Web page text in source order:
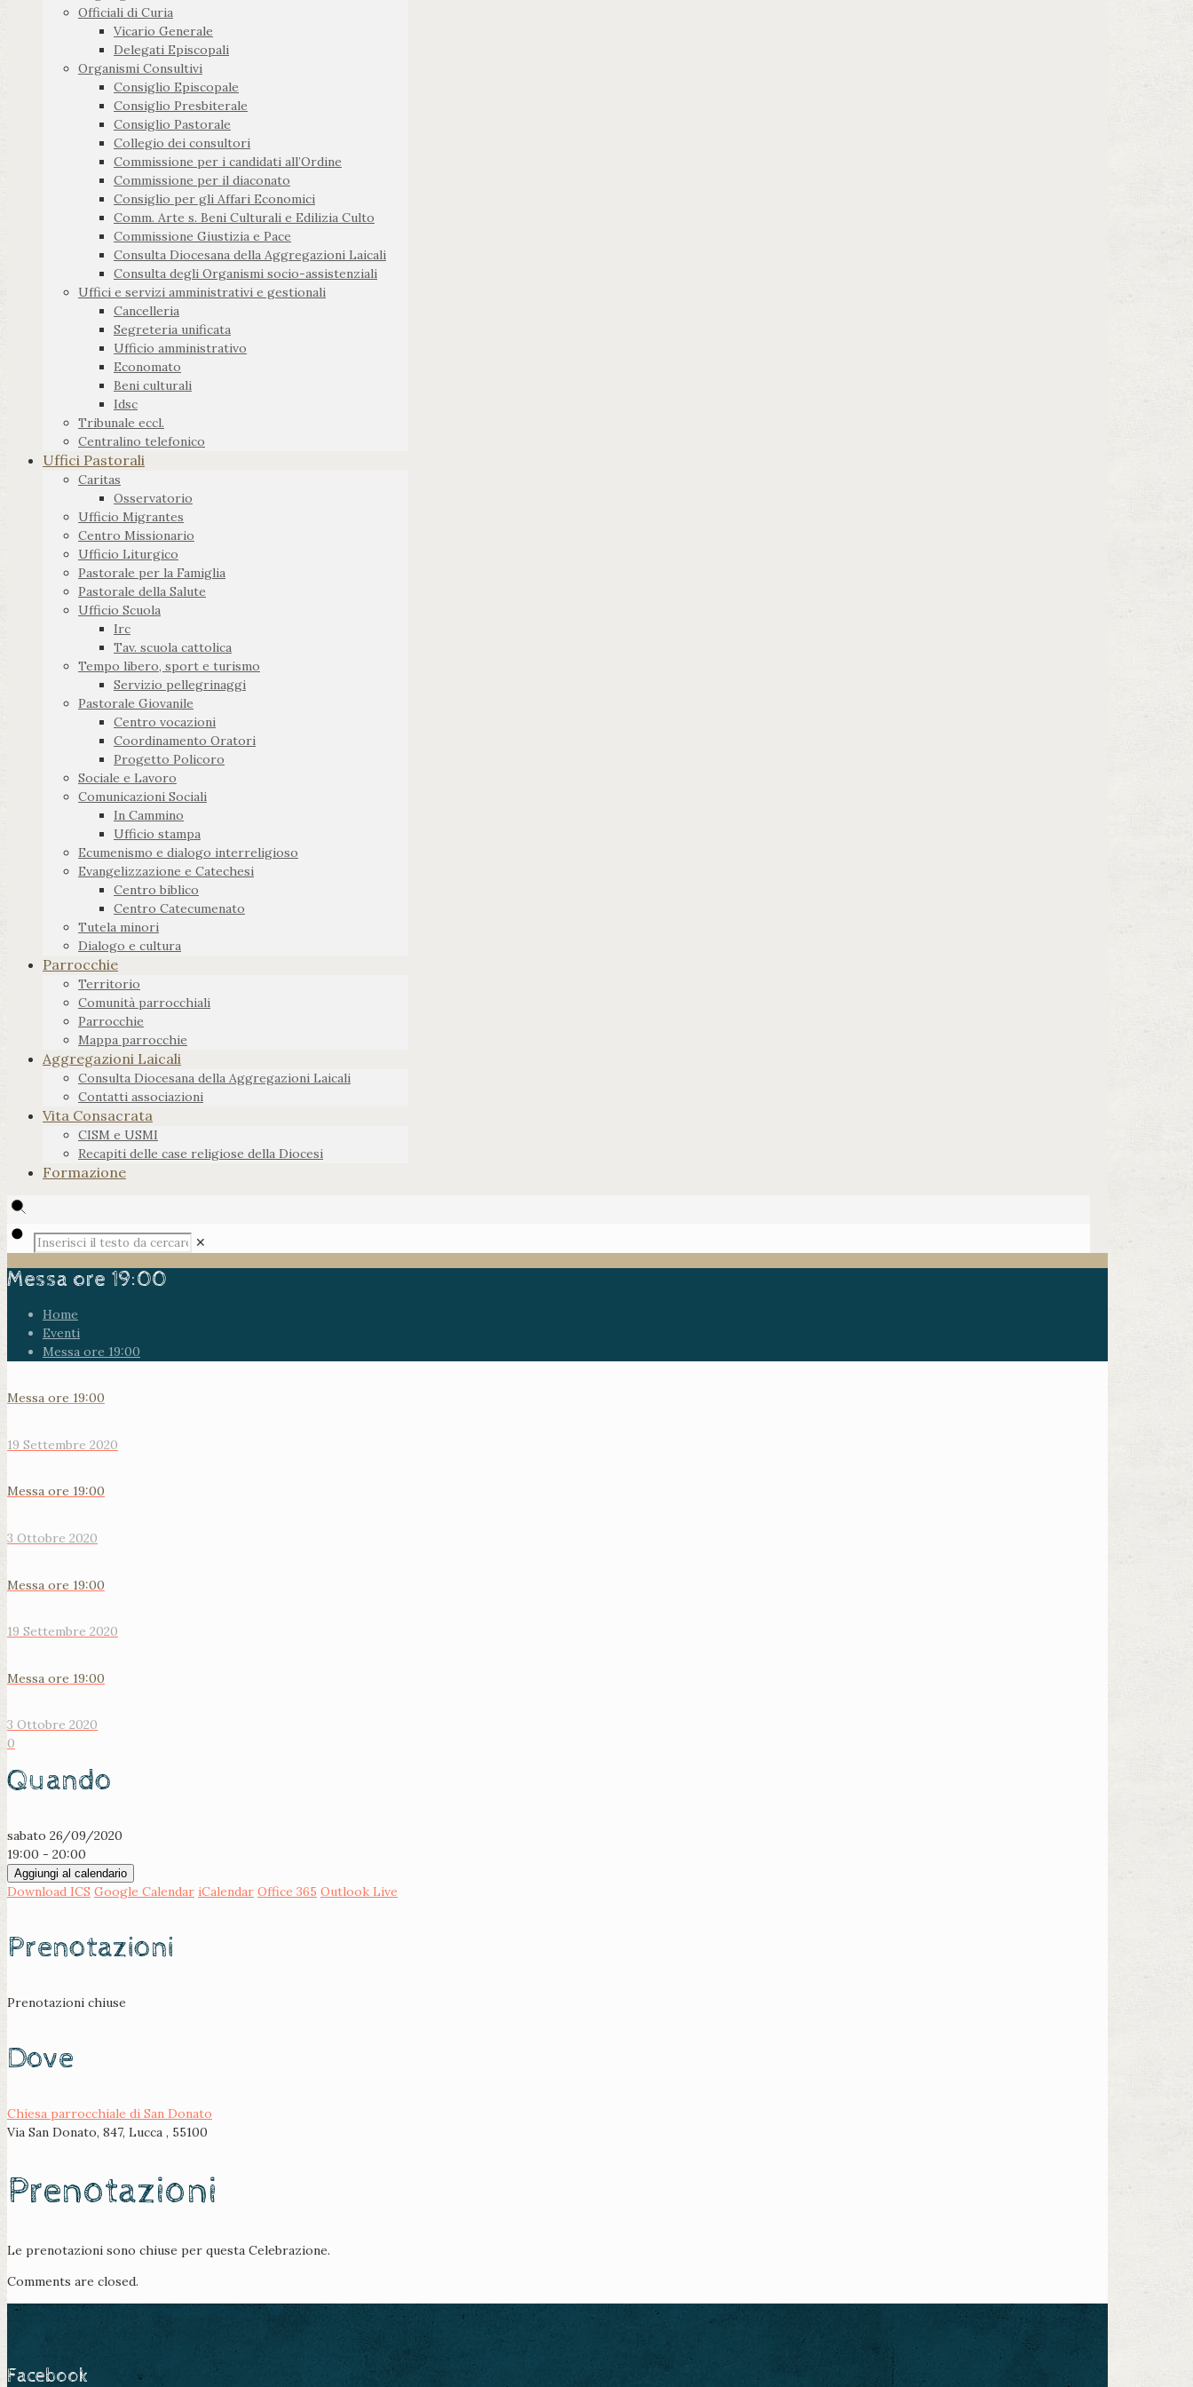
Officiali di Curia
Vicario Generale
Delegati Episcopali
Organismi Consultivi
Consiglio Episcopale
Consiglio Presbiterale
Consiglio Pastorale
Collegio dei consultori
Commissione per i candidati all’Ordine
Commissione per il diaconato
Consiglio per gli Affari Economici
Comm. Arte s. Beni Culturali e Edilizia Culto
Commissione Giustizia e Pace
Consulta Diocesana della Aggregazioni Laicali
Consulta degli Organismi socio-assistenziali
Uffici e servizi amministrativi e gestionali
Cancelleria
Segreteria unificata
Ufficio amministrativo
Economato
Beni culturali
Idsc
Tribunale eccl.
Centralino telefonico
Uffici Pastorali
Caritas
Osservatorio
Ufficio Migrantes
Centro Missionario
Ufficio Liturgico
Pastorale per la Famiglia
Pastorale della Salute
Ufficio Scuola
Irc
Tav. scuola cattolica
Tempo libero, sport e turismo
Servizio pellegrinaggi
Pastorale Giovanile
Centro vocazioni
Coordinamento Oratori
Progetto Policoro
Sociale e Lavoro
Comunicazioni Sociali
In Cammino
Ufficio stampa
Ecumenismo e dialogo interreligioso
Evangelizzazione e Catechesi
Centro biblico
Centro Catecumenato
Tutela minori
Dialogo e cultura
Parrocchie
Territorio
Comunità parrocchiali
Parrocchie
Mappa parrocchie
Aggregazioni Laicali
Consulta Diocesana della Aggregazioni Laicali
Contatti associazioni
Vita Consacrata
CISM e USMI
Recapiti delle case religiose della Diocesi
Formazione
✕
Messa ore 19:00
Home
Eventi
Messa ore 19:00
Messa ore 19:00
19 Settembre 2020
Messa ore 19:00
3 Ottobre 2020
Messa ore 19:00
19 Settembre 2020
Messa ore 19:00
3 Ottobre 2020
0
Quando
sabato 26/09/2020
19:00 - 20:00
Aggiungi al calendario
Download ICS Google Calendar iCalendar Office 365 Outlook Live
Prenotazioni
Prenotazioni chiuse
Dove
Chiesa parrocchiale di San Donato
Via San Donato, 847, Lucca , 55100
Prenotazioni
Le prenotazioni sono chiuse per questa Celebrazione.
Comments are closed.
Facebook